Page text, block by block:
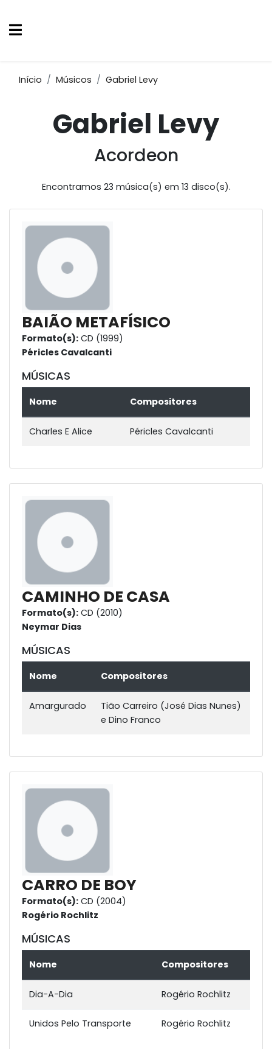
Início Músicos Gabriel Levy
Gabriel Levy
Acordeon
Encontramos 23 música(s) em 13 disco(s).
BAIÃO METAFÍSICO
Formato(s): CD (1999)
Péricles Cavalcanti
MÚSICAS
Nome Compositores
Charles E Alice Péricles Cavalcanti
CAMINHO DE CASA
Formato(s): CD (2010)
Neymar Dias
MÚSICAS
Nome Compositores
Amargurado
Tião Carreiro (José Dias Nunes)
e Dino Franco
CARRO DE BOY
Formato(s): CD (2004)
Rogério Rochlitz
MÚSICAS
Nome Compositores
Dia-A-Dia Rogério Rochlitz
Unidos Pelo Transporte Rogério Rochlitz